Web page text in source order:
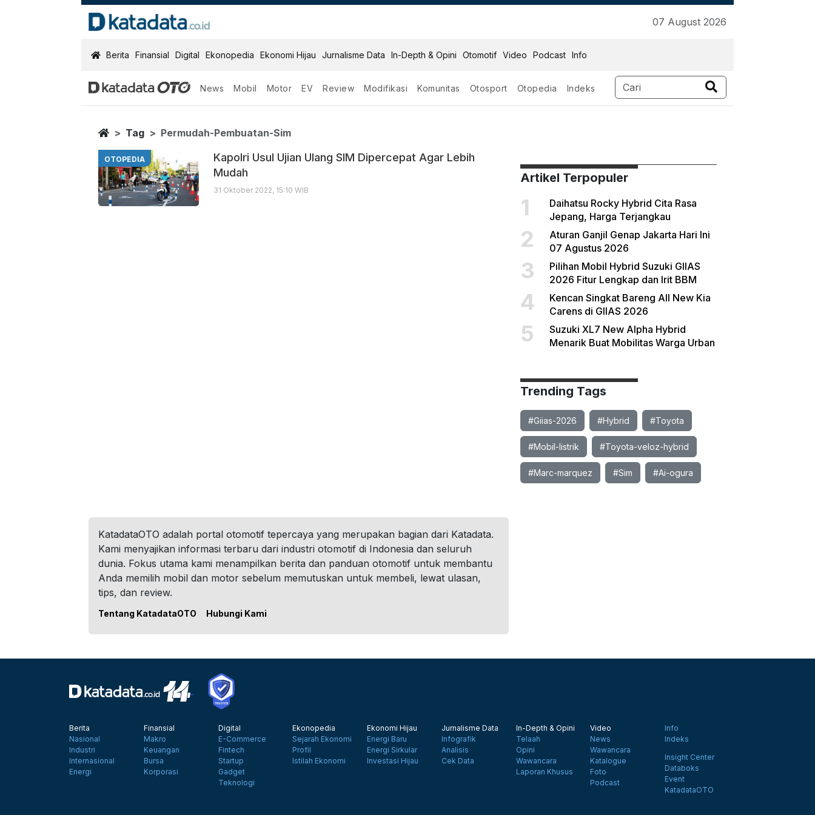
07 August 2026
KatadataOTO
Berita Finansial Digital Ekonopedia Ekonomi Hijau Jurnalisme Data In-Depth & Opini Otomotif Video Podcast Info
News Mobil Motor EV Review Modifikasi Komunitas Otosport Otopedia Indeks
Permudah Pembuatan Sim
Berita Terbaru
Home
Tag Permudah-Pembuatan-Sim
OTOPEDIA
Kapolri Usul Ujian Ulang SIM Dipercepat Agar Lebih
Mudah
31 Oktober 2022, 15:10 WIB
Artikel Terpopuler
1
Daihatsu Rocky Hybrid Cita Rasa
Jepang, Harga Terjangkau
2
Aturan Ganjil Genap Jakarta Hari Ini
07 Agustus 2026
3
Pilihan Mobil Hybrid Suzuki GIIAS
2026 Fitur Lengkap dan Irit BBM
4
Kencan Singkat Bareng All New Kia
Carens di GIIAS 2026
5
Suzuki XL7 New Alpha Hybrid
Menarik Buat Mobilitas Warga Urban
Trending Tags
#Giias-2026 #Hybrid #Toyota
#Mobil-listrik #Toyota-veloz-hybrid
#Marc-marquez #Sim #Ai-ogura
KatadataOTO adalah portal otomotif tepercaya yang merupakan bagian dari Katadata.
Kami menyajikan informasi terbaru dari industri otomotif di Indonesia dan seluruh
dunia. Fokus utama kami menampilkan berita dan panduan otomotif untuk membantu
Anda memilih mobil dan motor sebelum memutuskan untuk membeli, lewat ulasan,
tips, dan review.
Tentang KatadataOTO Hubungi Kami
Berita
Nasional
Industri
Internasional
Energi
Finansial
Makro
Keuangan
Bursa
Korporasi
Digital
E-Commerce
Fintech
Startup
Gadget
Teknologi
Ekonopedia
Sejarah Ekonomi
Profil
Istilah Ekonomi
Ekonomi Hijau
Energi Baru
Energi Sirkular
Investasi Hijau
Jurnalisme Data
Infografik
Analisis
Cek Data
In-Depth & Opini
Telaah
Opini
Wawancara
Laporan Khusus
Video
News
Wawancara
Katalogue
Foto
Podcast
Info
Indeks
Insight Center
Databoks
Event
KatadataOTO